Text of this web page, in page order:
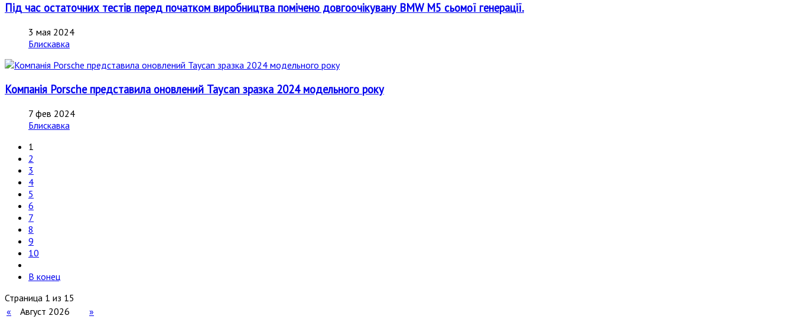
Під час остаточних тестів перед початком виробництва помічено довгоочікувану BMW M5 сьомої генерації.
3 мая 2024
Блискавка
Компанія Porsche представила оновлений Taycan зразка 2024 модельного року
7 фев 2024
Блискавка
1
2
3
4
5
6
7
8
9
10
В конец
Страница 1 из 15
«
Август 2026
»